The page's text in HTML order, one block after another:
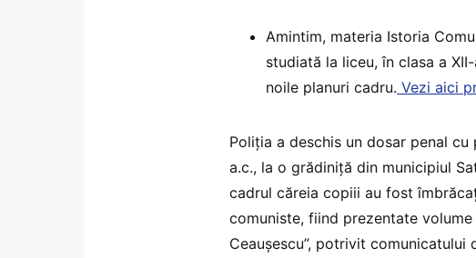
Amintim, materia Istoria
studiată la liceu, în clasa a
noile planuri cadru. Vezi aici
Poliția a deschis un dosar penal
a.c., la o grădiniță din municipiul
cadrul căreia copiii au fost
comuniste, fiind prezentate
Ceaușescu”, potrivit comunicatului